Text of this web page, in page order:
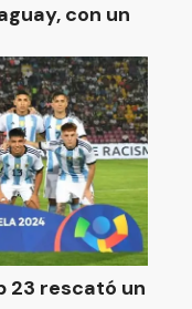
con un
23 rescató un